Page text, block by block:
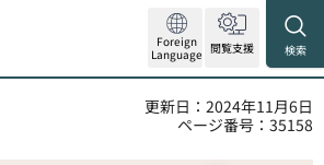
Foreign
Language 閲覧支援 検索
更新日：2024年11月6日
ページ番号：35158